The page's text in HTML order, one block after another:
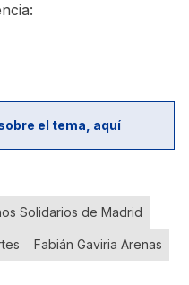
el tema, aquí
Solidarios de Madrid
Fabián Gaviria Arenas